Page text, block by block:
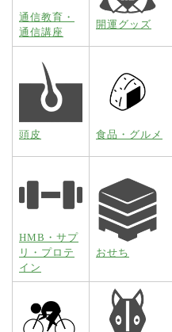
通信教育・
通信講座
開運グッズ
頭皮 食品・グルメ
HMB・サプ
リ・プロテ
イン
おせち